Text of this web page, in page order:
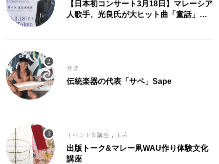
【日本初コンサート3月18日】マレーシア
人歌手、光良氏が大ヒット曲「童話」に
音楽
伝統楽器の代表「サペ」Sape
イベント&講座 , 工芸
出版トーク&マレー凧WAU作り体験文化
講座